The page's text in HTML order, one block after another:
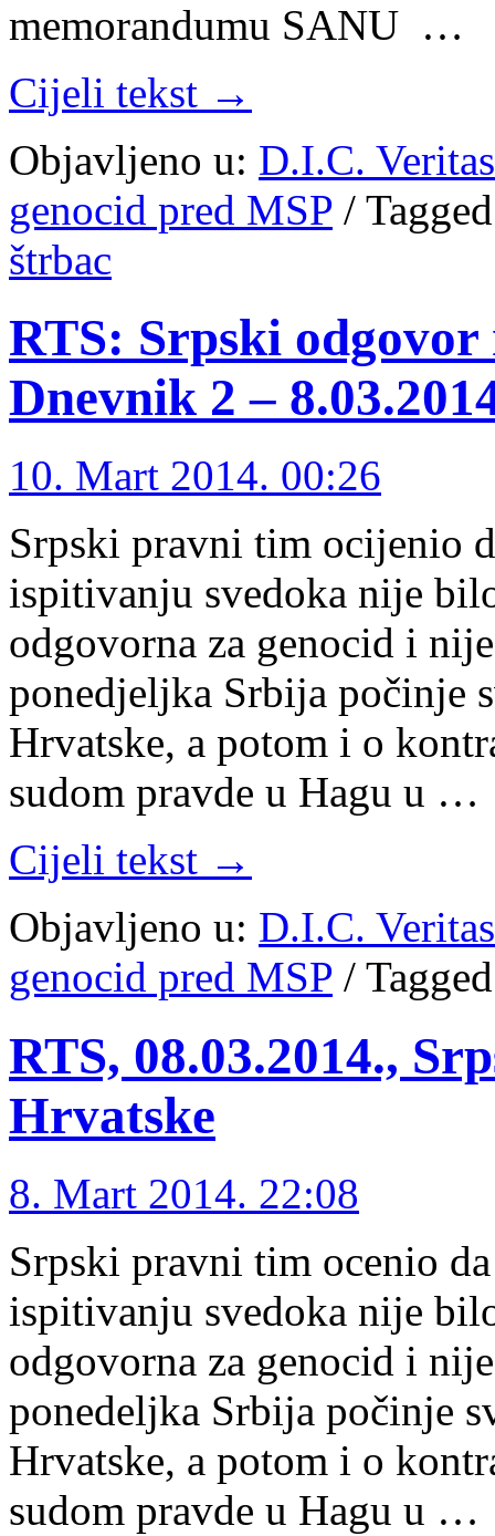
memorandumu SANU …
Cijeli tekst →
Objavljeno u: D.I.C.
genocid pred MSP /
štrbac
RTS: Srpski
Dnevnik 2 –
10. Mart 2014. 00:26
Srpski pravni tim ocijenio
ispitivanju svedoka nije
odgovorna za genocid i
ponedjeljka Srbija počinje
Hrvatske, a potom i o
sudom pravde u Hagu u …
Cijeli tekst →
Objavljeno u: D.I.C.
genocid pred MSP /
RTS, 08.03.2014.,
Hrvatske
8. Mart 2014. 22:08
Srpski pravni tim ocenio
ispitivanju svedoka nije
odgovorna za genocid i
ponedeljka Srbija počinje
Hrvatske, a potom i o
sudom pravde u Hagu u …